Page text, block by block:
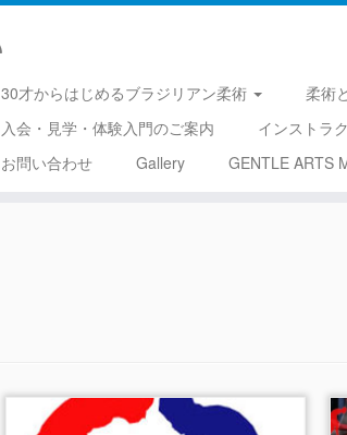
30才からはじめるブラジリアン柔術 柔術
入会・見学・体験入門のご案内
インストラ
お問い合わせ
Gallery GENTLE ARTS